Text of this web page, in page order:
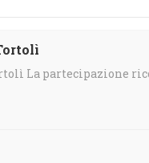
streaming
Territoriale
La partecipazione